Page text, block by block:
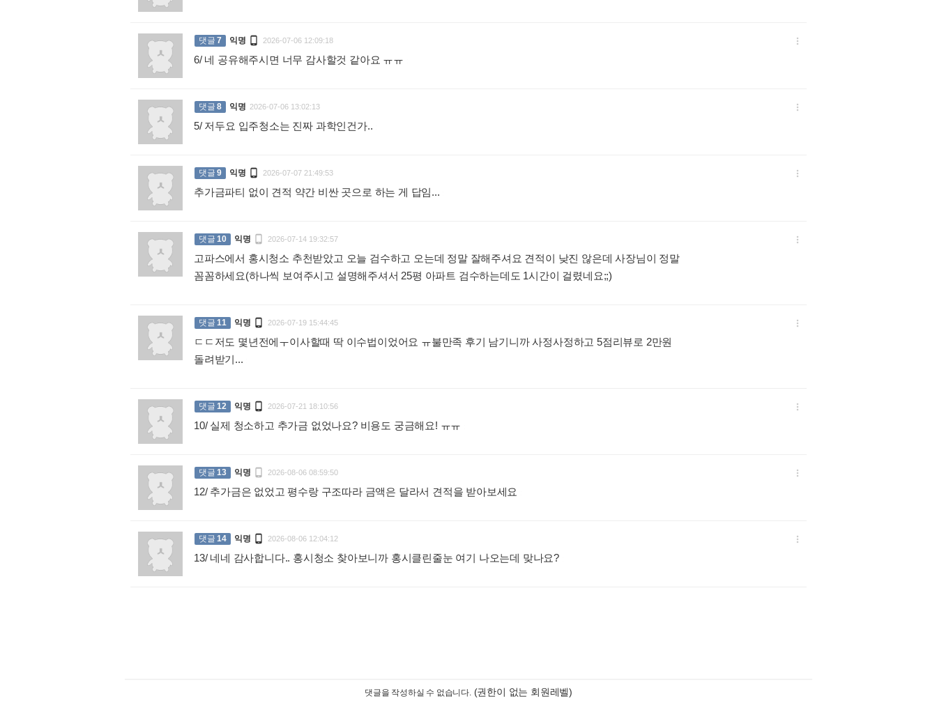
댓글7 익명  2026-07-06 12:09:18
6/ 네 공유해주시면 너무 감사할것 같아요 ㅠㅠ

댓글8 익명 2026-07-06 13:02:13
5/ 저두요 입주청소는 진짜 과학인건가..

댓글9 익명  2026-07-07 21:49:53
추가금파티 없이 견적 약간 비싼 곳으로 하는 게 답임...

댓글10 익명  2026-07-14 19:32:57
고파스에서 홍시청소 추천받았고 오늘 검수하고 오는데 정말 잘해주셔요 견적이 낮진 않은데 사장님이 정말
꼼꼼하세요(하나씩 보여주시고 설명해주셔서 25평 아파트 검수하는데도 1시간이 걸렸네요;;)

댓글11 익명  2026-07-19 15:44:45
ㄷㄷ저도 몇년전에ㅜ이사할때 딱 이수법이었어요 ㅠ불만족 후기 남기니까 사정사정하고 5점리뷰로 2만원
돌려받기...

댓글12 익명  2026-07-21 18:10:56
10/ 실제 청소하고 추가금 없었나요? 비용도 궁금해요! ㅠㅠ

댓글13 익명  2026-08-06 08:59:50
12/ 추가금은 없었고 평수랑 구조따라 금액은 달라서 견적을 받아보세요

댓글14 익명  2026-08-06 12:04:12
13/ 네네 감사합니다.. 홍시청소 찾아보니까 홍시클린줄눈 여기 나오는데 맞나요?

댓글을 작성하실 수 없습니다. (권한이 없는 회원레벨)